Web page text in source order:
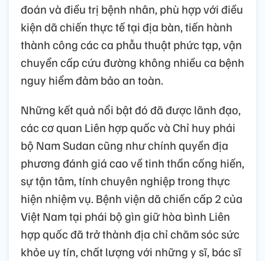
đoán và điều trị bệnh nhân, phù hợp với điều
kiện dã chiến thực tế tại địa bàn, tiến hành
thành công các ca phẫu thuật phức tạp, vận
chuyển cấp cứu đường không nhiều ca bệnh
nguy hiểm đảm bảo an toàn.
Những kết quả nổi bật đó đã được lãnh đạo,
các cơ quan Liên hợp quốc và Chỉ huy phái
bộ Nam Sudan cũng như chính quyền địa
phương đánh giá cao về tinh thần cống hiến,
sự tận tâm, tính chuyên nghiệp trong thực
hiện nhiệm vụ. Bệnh viện dã chiến cấp 2 của
Việt Nam tại phái bộ gìn giữ hòa bình Liên
hợp quốc đã trở thành địa chỉ chăm sóc sức
khỏe uy tín, chất lượng với những y sĩ, bác sĩ